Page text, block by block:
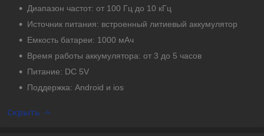
Диапазон частот: от 100 Гц до 10 кГц
Источник питания: встроенный литиевый аккумулятор
Емкость батареи: 1000 мАч
Время работы аккумулятора: от 3 до 5 часов
Питание: DC 5V
Поддержка: Android и ios
Скрыть